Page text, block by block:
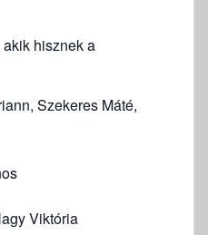
hisznek a
Szekeres Máté,
Viktória